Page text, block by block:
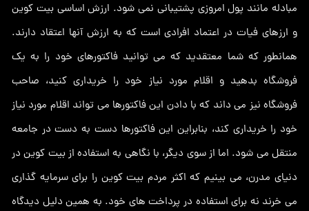
مبادله مانند پول امروزی پشتیبانی نمی شود. ارزش اساسی بیت کوین
و ارزهای فیات در اعتماد افرادی است که به ارزش آنها اعتقاد دارند.
همانطور که شما معتقدید که می توانید فاکتورهای خود را به یک
فروشگاه بدهید و اقلام مورد نیاز خود را خریداری کنید، صاحب
فروشگاه نیز می داند که با دادن این فاکتورها می تواند اقلام مورد نیاز
خود را خریداری کند، بنابراین این فاکتورها دست به دست در جامعه
منتقل می شود. اما از سوی دیگر، با نگاهی به استفاده از بیت کوین در
دنیای مدرن، می بینیم که اکثر مردم بیت کوین را برای سرمایه گذاری
می خرند نه برای استفاده در پرداخت های خود. به همین دلیل دیدگاه